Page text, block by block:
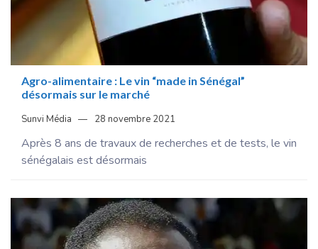
Agro-alimentaire : Le vin “made in Sénégal”
désormais sur le marché
Sunvi Média 28 novembre 2021
Après 8 ans de travaux de recherches et de tests, le vin
sénégalais est désormais